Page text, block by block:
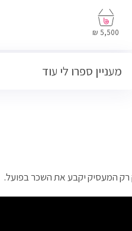
פתוחות בשוק בחברות וארגונים מכל
הסוגים והגדלים (מכירות טלפוניות,5,500 ₪
מעניין ספרו לי עוד
רק המעסיק יקבע את השכר בפועל.